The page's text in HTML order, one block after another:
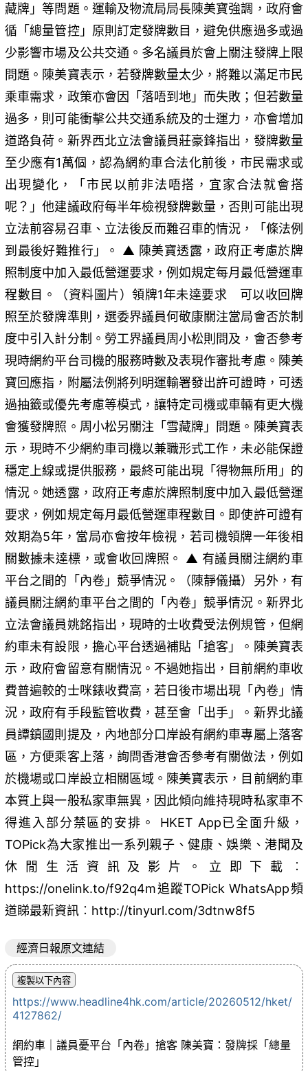
藏牌」等問題。運輸及物流局局長陳美寶強調，政府會
循「總量管控」原則訂定發牌數目，避免供應過多或過
少影響市場及公共交通。多名議員於會上關注發牌上限
問題。陳美寶表示，若發牌數量太少，將難以滿足市民
乘車需求，政策亦會因「落唔到地」而失敗；但若數量
過多，則可能衝擊公共交通系統及的士運力，亦會增加
道路負荷。新界西北立法會議員莊豪鋒指出，發牌數量
至少應有1萬個，認為網約車合法化前後，市民需求或
出現變化，「市民以前非法唔搭，宜家合法就會搭
呢？」他建議政府每半年檢視發牌數量，否則可能出現
立法前容易召車、立法後反而難召車的情況，「條法例
到最後好難推行」。 ▲ 陳美寶透露，政府正考慮於牌
照制度中加入最低營運要求，例如規定每月最低營運車
程數目。（資料圖片）領牌1年未達要求 可以收回牌
照至於發牌準則，選委界議員何敬康關注當局會否於制
度中引入計分制。勞工界議員周小松則問及，會否參考
現時網約平台司機的服務時數及表現作審批考慮。陳美
寶回應指，附屬法例將列明運輸署發出許可證時，可透
過抽籤或優先考慮等模式，讓特定司機或車輛有更大機
會獲發牌照。周小松另關注「雪藏牌」問題。陳美寶表
示，現時不少網約車司機以兼職形式工作，未必能保證
穩定上線或提供服務，最終可能出現「得物無所用」的
情況。她透露，政府正考慮於牌照制度中加入最低營運
要求，例如規定每月最低營運車程數目。即使許可證有
效期為5年，當局亦會按年檢視，若司機領牌一年後相
關數據未達標，或會收回牌照。 ▲ 有議員關注網約車
平台之間的「內卷」競爭情況。（陳靜儀攝）另外，有
議員關注網約車平台之間的「內卷」競爭情況。新界北
立法會議員姚銘指出，現時的士收費受法例規管，但網
約車未有設限，擔心平台透過補貼「搶客」。陳美寶表
示，政府會留意有關情況。不過她指出，目前網約車收
費普遍較的士咪錶收費高，若日後市場出現「內卷」情
況，政府有手段監管收費，甚至會「出手」。新界北議
員譚鎮國則提及，內地部分口岸設有網約車專屬上落客
區，方便乘客上落，詢問香港會否參考有關做法，例如
於機場或口岸設立相關區域。陳美寶表示，目前網約車
本質上與一般私家車無異，因此傾向維持現時私家車不
得進入部分禁區的安排。 HKET App已全面升級，
TOPick為大家推出一系列親子、健康、娛樂、港聞及
休閒生活資訊及影片。立即下載︰
https://onelink.to/f92q4m追蹤TOPick WhatsApp頻
道睇最新資訊︰http://tinyurl.com/3dtnw8f5
經濟日報原文連結
https://www.headline4hk.com/article/20260512/hket/
4127862/
網約車｜議員憂平台「內卷」搶客 陳美寶：發牌採「總量
管控」